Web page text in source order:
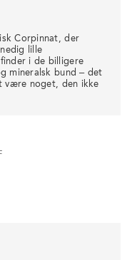
Corpinnat, der
lille
i de billigere
mineralsk bund – det
være noget, den ikke